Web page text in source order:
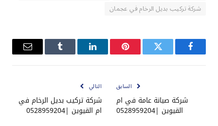
شركة تركيب بديل الرخام في عجمان
فيسبوك تويتر بينتيريستلينكدإن Tumblr
البريد
السابق
شركة صيانة عامة في ام
القيوين |0528959204
التالي
شركة تركيب بديل الرخام في
ام القيوين |0528959204